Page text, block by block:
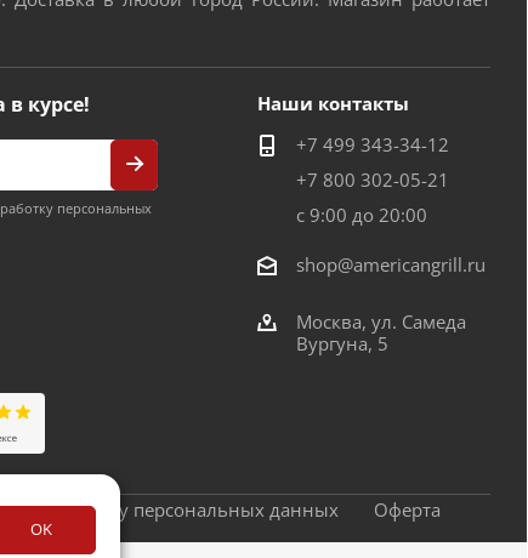
в курсе!
персональных
Наши контакты
+7 499 343-34-12
+7 800 302-05-21
с 9:00 до 20:00
shop@americangrill.ru
Москва, ул. Самеда
Вургуна, 5
на обработку персональных данных Оферта
OK